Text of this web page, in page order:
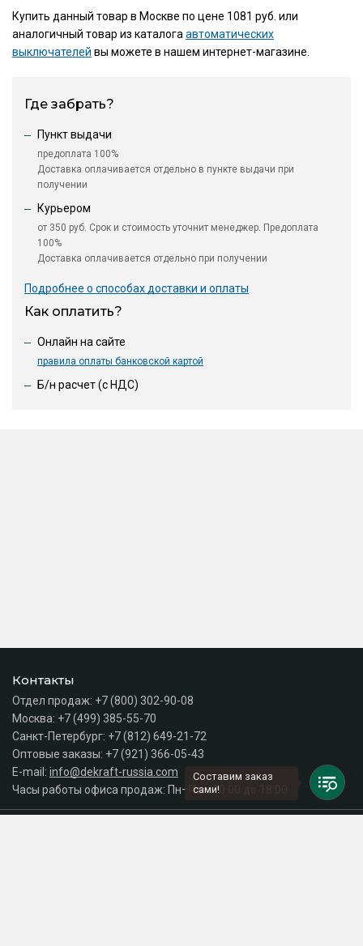
Купить данный товар в Москве по цене 1081 руб. или
аналогичный товар из каталогаавтоматических
выключателей вы можете в нашем интернет-магазине.
Где забрать?
Пункт выдачи
предоплата 100%
Доставка оплачивается отдельно в пункте выдачи при
получении
Курьером
от 350 руб. Срок и стоимость уточнит менеджер. Предоплата
100%
Доставка оплачивается отдельно при получении
Подробнее о способах доставки и оплаты
Как оплатить?
Онлайн на сайте
правила оплаты банковской картой
Б/н расчет (c НДС)
Контакты
Отдел продаж: +7 (800) 302-90-08
Москва: +7 (499) 385-55-70
Санкт-Петербург: +7 (812) 649-21-72
Оптовые заказы: +7 (921) 366-05-43
E-mail: info@dekraft-russia.com
Часы работы офиса продаж: Пн–Пт с 10:00 до 18:00
Составим заказ
сами!